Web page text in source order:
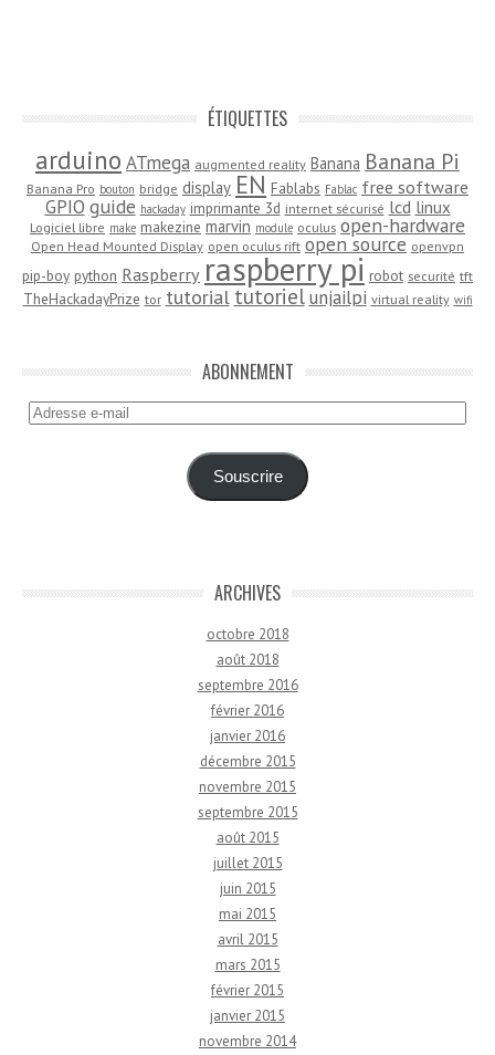
ÉTIQUETTES
arduino ATmega augmented reality Banana Banana Pi
Banana Pro bouton bridge display EN Fablabs Fablac free software
GPIO guide hackaday imprimante 3d internet sécurisé lcd linux
Logiciel libre make makezine marvin module oculus open-hardware
Open Head Mounted Display open oculus rift open source openvpn
pip-boy python Raspberry raspberry pi robot securité tft
TheHackadayPrize tor tutorial tutoriel unjailpi virtual reality wifi
ABONNEMENT
Adresse
Souscrire
ARCHIVES
octobre 2018
août 2018
septembre 2016
février 2016
janvier 2016
décembre 2015
novembre 2015
septembre 2015
août 2015
juillet 2015
juin 2015
mai 2015
avril 2015
mars 2015
février 2015
janvier 2015
novembre 2014